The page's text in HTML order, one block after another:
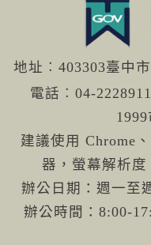
地址︰403303臺中
電話︰04-222
建議使用 Chrome
器，螢幕解析
辦公日期：週一至
辦公時間：8:00-